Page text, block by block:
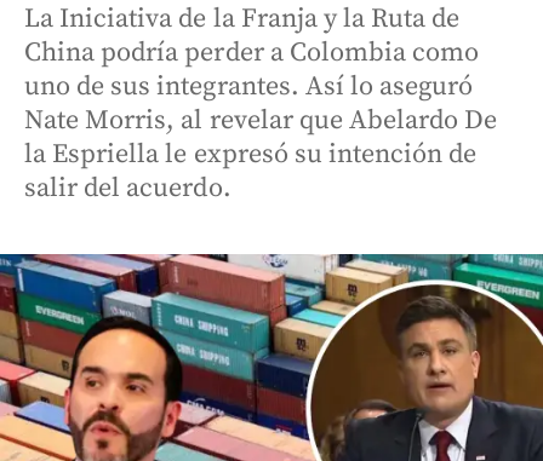
La Iniciativa de la Franja y la Ruta de
China podría perder a Colombia como
uno de sus integrantes. Así lo aseguró
Nate Morris, al revelar que Abelardo De
la Espriella le expresó su intención de
salir del acuerdo.